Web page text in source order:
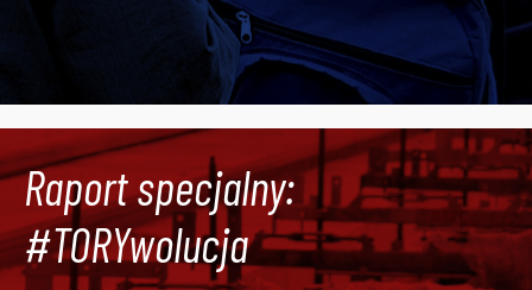
Raport specjalny:
#TORYwolucja